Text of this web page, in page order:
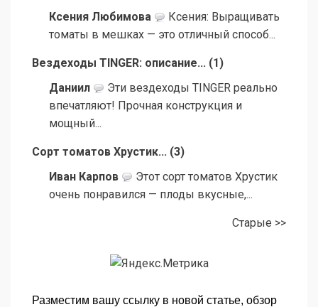
Ксения Любимова
Ксения: Выращивать
томаты в мешках — это отличный способ...
Вездеходы TINGER: описание... (1 )
Даниил
Эти вездеходы TINGER реально
впечатляют! Прочная конструкция и
мощный...
Сорт томатов Хрустик... (3)
Иван Карпов
Этот сорт томатов Хрустик
очень понравился — плоды вкусные,...
Старые >>
Разместим вашу ссылку в новой статье, обзор